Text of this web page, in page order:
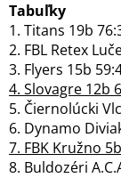
Tabuľky
1. Titans 19b
2. FBL Retex
3. Flyers 15b
4. Slovagre 12b
5. Čiernolúcki
6. Dynamo
7. FBK Kružno
8. Buldozéri